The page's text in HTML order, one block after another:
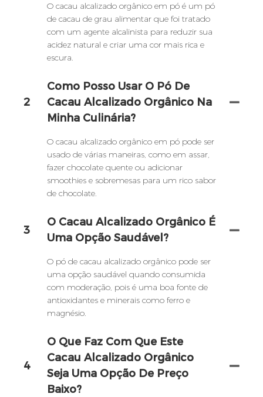
O cacau alcalizado orgânico em pó é um pó
de cacau de grau alimentar que foi tratado
com um agente alcalinista para reduzir sua
acidez natural e criar uma cor mais rica e
escura.
2
Como Posso Usar O Pó De
Cacau Alcalizado Orgânico Na
Minha Culinária?
O cacau alcalizado orgânico em pó pode ser
usado de várias maneiras, como em assar,
fazer chocolate quente ou adicionar
smoothies e sobremesas para um rico sabor
de chocolate.
3
O Cacau Alcalizado Orgânico É
Uma Opção Saudável?
O pó de cacau alcalizado orgânico pode ser
uma opção saudável quando consumida
com moderação, pois é uma boa fonte de
antioxidantes e minerais como ferro e
magnésio.
4
O Que Faz Com Que Este
Cacau Alcalizado Orgânico
Seja Uma Opção De Preço
Baixo?